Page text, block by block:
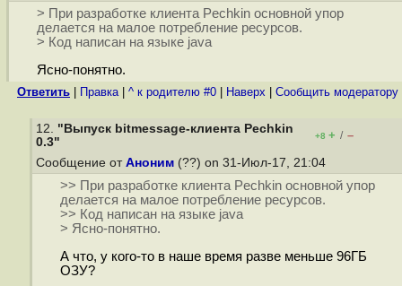
> При разработке клиента Pechkin основной упор
делается на малое потребление ресурсов.
> Код написан на языке java
Ясно-понятно.
Ответить Правка| ^ к родителю #0 Наверх Cообщить модератору
12. "Выпуск bitmessage-клиента Pechkin
0.3"
+8 + / –
Сообщение от Аноним (??) on 31-Июл-17, 21:04
>> При разработке клиента Pechkin основной упор
делается на малое потребление ресурсов.
>> Код написан на языке java
> Ясно-понятно.
А что, у кого-то в наше время разве меньше 96ГБ
ОЗУ?